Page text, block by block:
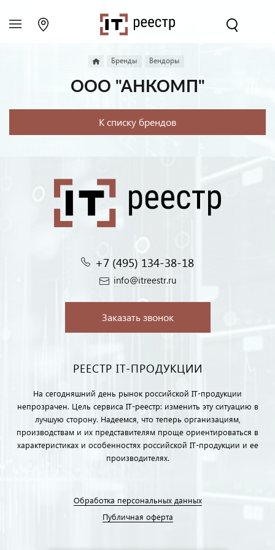
Бренды Вендоры
ООО "АНКОМП"
К списку брендов
+7 (495) 134-38-18‬
info@itreestr.ru
Заказать звонок
РЕЕСТР IT-ПРОДУКЦИИ
На сегодняшний день рынок российской IT-продукции
непрозрачен. Цель сервиса IT-реестр: изменить эту ситуацию в
лучшую сторону. Надеемся, что теперь организациям,
производствам и их представителям проще ориентироваться в
характеристиках и особенностях российской IT-продукции и ее
производителях.
Обработка персональных данных
Публичная оферта